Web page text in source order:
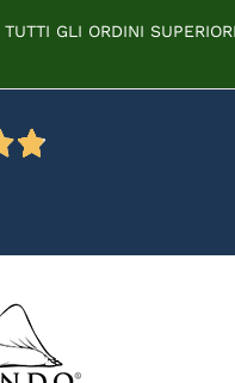
GLI ORDINI